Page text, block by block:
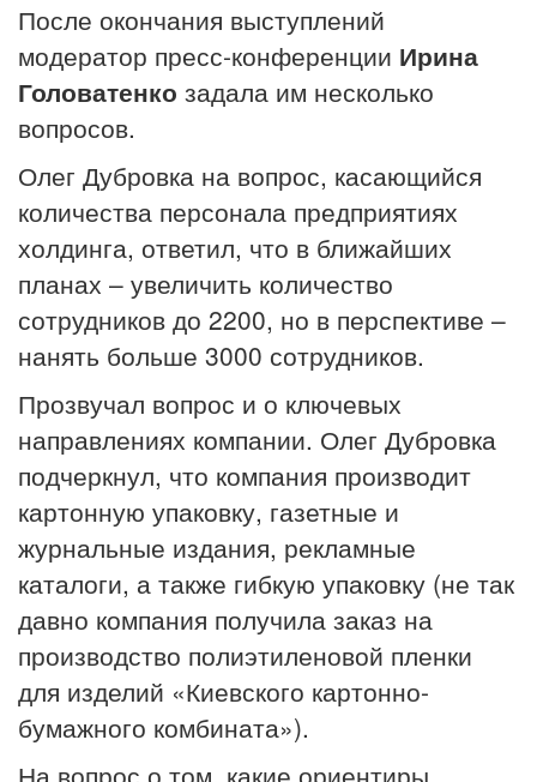
После окончания выступлений
модератор пресс-конференции Ирина
Головатенко задала им несколько
вопросов.
Олег Дубровка на вопрос, касающийся
количества персонала предприятиях
холдинга, ответил, что в ближайших
планах – увеличить количество
сотрудников до 2200, но в перспективе –
нанять больше 3000 сотрудников.
Прозвучал вопрос и о ключевых
направлениях компании. Олег Дубровка
подчеркнул, что компания производит
картонную упаковку, газетные и
журнальные издания, рекламные
каталоги, а также гибкую упаковку (не так
давно компания получила заказ на
производство полиэтиленовой пленки
для изделий «Киевского картонно-
бумажного комбината»).